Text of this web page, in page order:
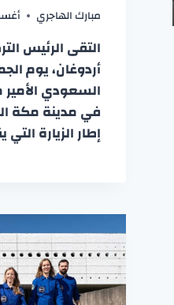
مبارك الهاجري
التقى الرئيس
أردوغان، يوم
السعودي
في مدينة مكة
إطار الزيارة